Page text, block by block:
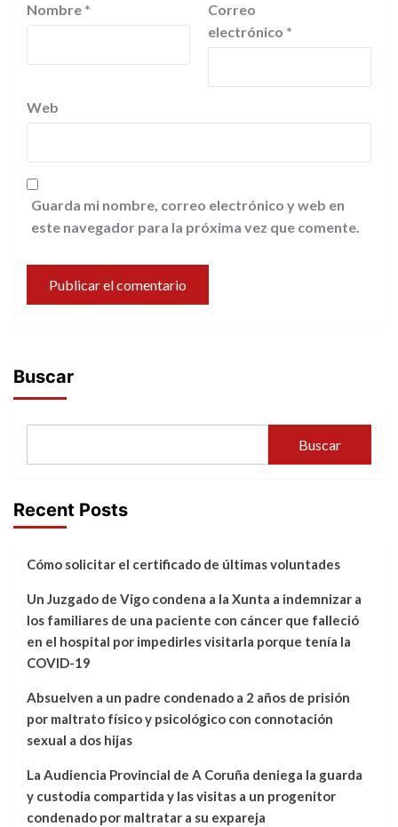
Nombre *
Correo
electrónico *
Web
Guarda mi nombre, correo electrónico y web en
este navegador para la próxima vez que comente.
Buscar
Buscar
Recent Posts
Cómo solicitar el certificado de últimas voluntades
Un Juzgado de Vigo condena a la Xunta a indemnizar a
los familiares de una paciente con cáncer que falleció
en el hospital por impedirles visitarla porque tenía la
COVID-19
Absuelven a un padre condenado a 2 años de prisión
por maltrato físico y psicológico con connotación
sexual a dos hijas
La Audiencia Provincial de A Coruña deniega la guarda
y custodia compartida y las visitas a un progenitor
condenado por maltratar a su expareja